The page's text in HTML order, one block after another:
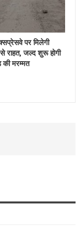
पर मिलेगी
राहत, जल्द शुरू होगी
की मरम्मत